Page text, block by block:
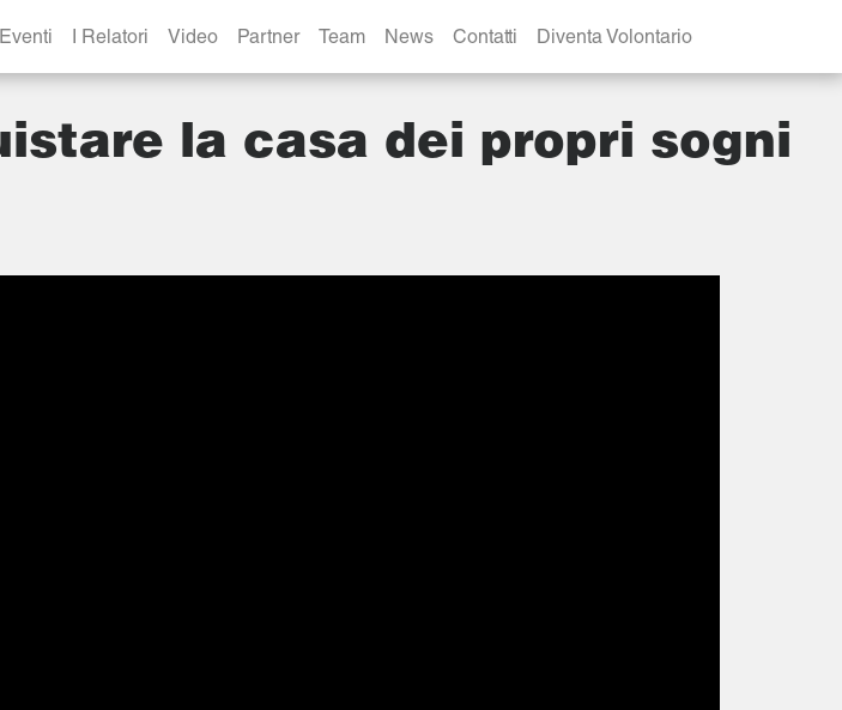
I Relatori Video Partner Team News Contatti Diventa Volontario
la casa dei propri sogni